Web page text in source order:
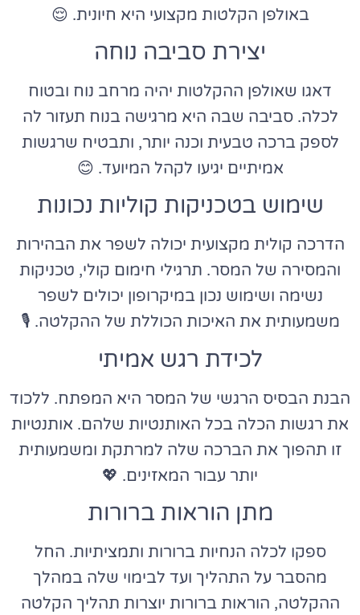
באולפן הקלטות מקצועי היא חיונית. 😌
יצירת סביבה נוחה
דאגו שאולפן ההקלטות יהיה מרחב נוח ובטוח
לכלה. סביבה שבה היא מרגישה בנוח תעזור לה
לספק ברכה טבעית וכנה יותר, ותבטיח שרגשות
אמיתיים יגיעו לקהל המיועד. 😊
שימוש בטכניקות קוליות נכונות
הדרכה קולית מקצועית יכולה לשפר את הבהירות
והמסירה של המסר. תרגילי חימום קולי, טכניקות
נשימה ושימוש נכון במיקרופון יכולים לשפר
משמעותית את האיכות הכוללת של ההקלטה. 🎙️
לכידת רגש אמיתי
הבנת הבסיס הרגשי של המסר היא המפתח. ללכוד
את רגשות הכלה בכל האותנטיות שלהם. אותנטיות
זו תהפוך את הברכה שלה למרתקת ומשמעותית
יותר עבור המאזינים. 💖
מתן הוראות ברורות
ספקו לכלה הנחיות ברורות ותמציתיות. החל
מהסבר על התהליך ועד לבימוי שלה במהלך
ההקלטה, הוראות ברורות יוצרות תהליך הקלטה